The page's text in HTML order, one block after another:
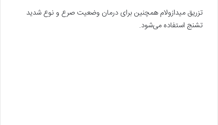
تزریق میدازولام همچنین برای درمان وضعیت صرع و نوع شدید
تشنج استفاده می‌شود.